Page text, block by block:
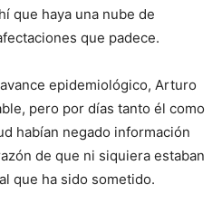
que haya una nube de
que padece.
epidemiológico, Arturo
pero por días tanto él como
habían negado información
de que ni siquiera estaban
que ha sido sometido.